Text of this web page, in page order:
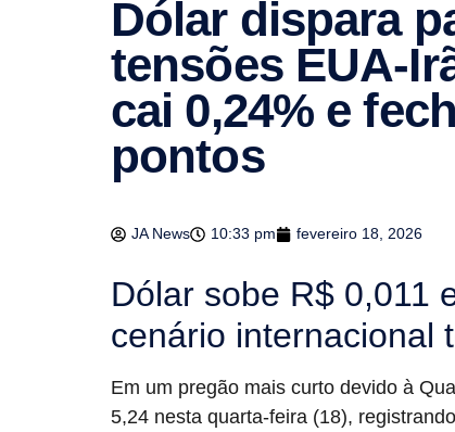
Dólar dispara
tensões EUA-
cai 0,24% e
pontos
JA News 10:33 pm fevereiro 18, 2026
Dólar sobe R$ 0,011
cenário internacional
Em um pregão mais curto devido à
5,24 nesta quarta-feira (18),